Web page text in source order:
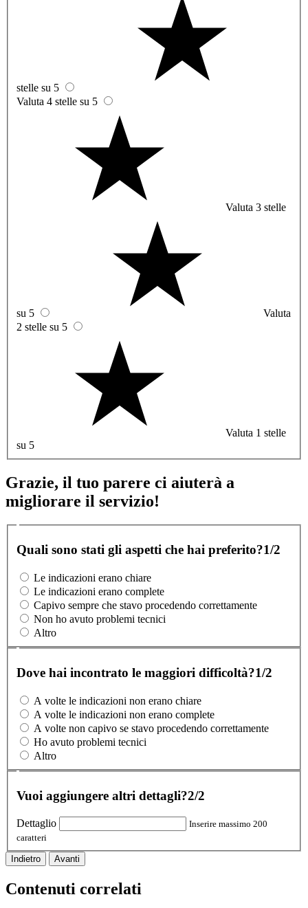
stelle su 5
Valuta 4 stelle su 5
Valuta 3 stelle
su 5
Valuta
2 stelle su 5
Valuta 1 stelle
su 5
Grazie, il tuo parere ci aiuterà a
migliorare il servizio!
Quali sono stati gli aspetti che hai preferito?1/2
Le indicazioni erano chiare
Le indicazioni erano complete
Capivo sempre che stavo procedendo correttamente
Non ho avuto problemi tecnici
Altro
Dove hai incontrato le maggiori difficoltà?1/2
A volte le indicazioni non erano chiare
A volte le indicazioni non erano complete
A volte non capivo se stavo procedendo correttamente
Ho avuto problemi tecnici
Altro
Vuoi aggiungere altri dettagli?2/2
Dettaglio
Inserire massimo 200
caratteri
Indietro Avanti
Contenuti correlati